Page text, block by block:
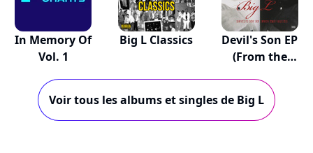
In Memory Of
Vol. 1
Big L Classics
Devil's Son EP
(From the
Voir tous les albums et singles de Big L